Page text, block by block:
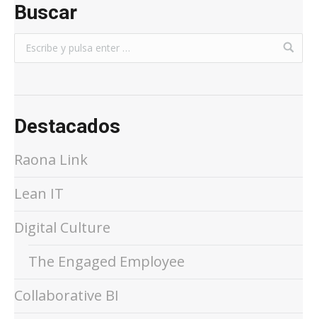
Buscar
Destacados
Raona Link
Lean IT
Digital Culture
The Engaged Employee
Collaborative BI